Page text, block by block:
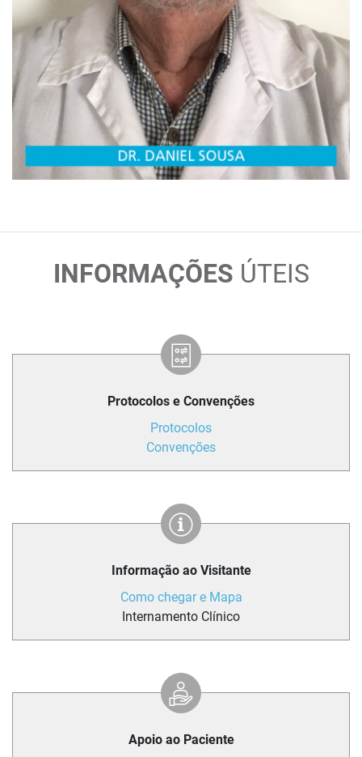
INFORMAÇÕES ÚTEIS
Protocolos e Convenções
Protocolos
Convenções
Informação ao Visitante
Como chegar e Mapa
Internamento Clínico
Apoio ao Paciente